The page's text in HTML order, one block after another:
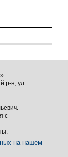
р-н, ул.
с
на нашем